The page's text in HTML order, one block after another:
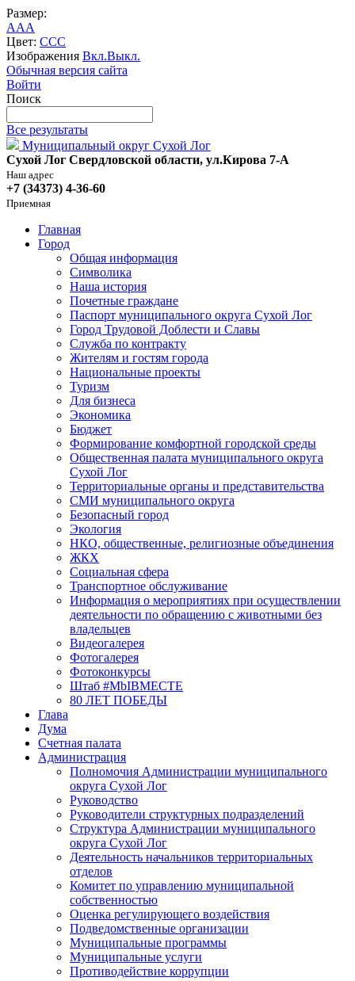
Размер:
AAA
Цвет: CCC
Изображения Вкл.Выкл.
Обычная версия сайта
Войти
Поиск
Все результаты
Муниципальный округ Сухой Лог
Сухой Лог Свердловской области, ул.Кирова 7-А
Наш адрес
+7 (34373) 4-36-60
Приемная
Главная
Город
Общая информация
Символика
Наша история
Почетные граждане
Паспорт муниципального округа Сухой Лог
Город Трудовой Доблести и Славы
Служба по контракту
Жителям и гостям города
Национальные проекты
Туризм
Для бизнеса
Экономика
Бюджет
Формирование комфортной городской среды
Общественная палата муниципального округа
Сухой Лог
Территориальные органы и представительства
СМИ муниципального округа
Безопасный город
Экология
НКО, общественные, религиозные объединения
ЖКХ
Социальная сфера
Транспортное обслуживание
Информация о мероприятиях при осуществлении
деятельности по обращению с животными без
владельцев
Видеогалерея
Фотогалерея
Фотоконкурсы
Штаб #MbIBMECTE
80 ЛЕТ ПОБЕДЫ
Глава
Дума
Счетная палата
Администрация
Полномочия Администрации муниципального
округа Сухой Лог
Руководство
Руководители структурных подразделений
Структура Администрации муниципального
округа Сухой Лог
Деятельность начальников территориальных
отделов
Комитет по управлению муниципальной
собственностью
Оценка регулирующего воздействия
Подведомственные организации
Муниципальные программы
Муниципальные услуги
Противодействие коррупции